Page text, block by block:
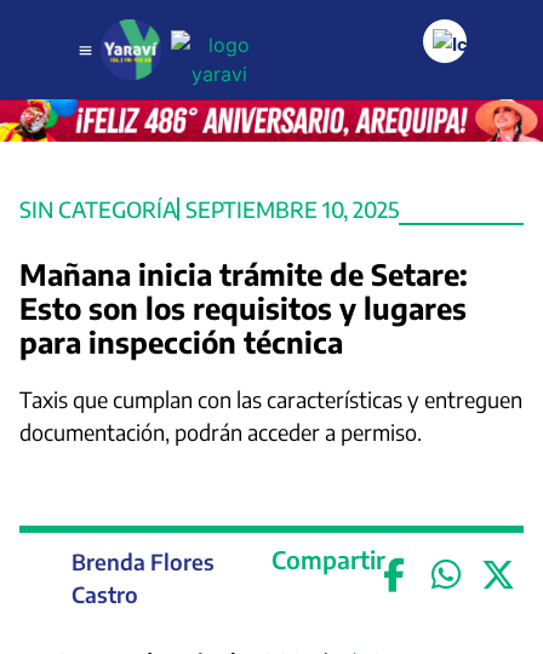
SIN CATEGORÍA SEPTIEMBRE 10, 2025
Mañana inicia trámite de Setare:
Esto son los requisitos y lugares
para inspección técnica
Taxis que cumplan con las características y entreguen
documentación, podrán acceder a permiso.
Brenda Flores
Castro
Compartir